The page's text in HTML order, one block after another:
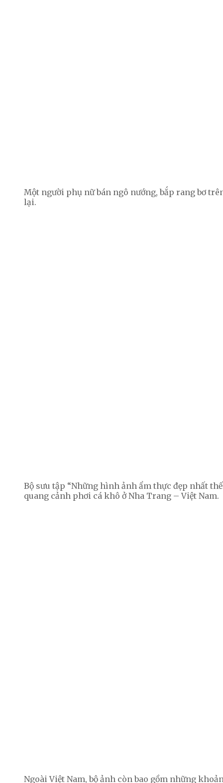
Một người phụ nữ bán ngô nướng, bắp rang bơ
lại.
Bộ sưu tập “Những hình ảnh ẩm thực đẹp nhất
quang cảnh phơi cá khô ở Nha Trang – Việt Nam.
Ngoài Việt Nam, bộ ảnh còn bao gồm những